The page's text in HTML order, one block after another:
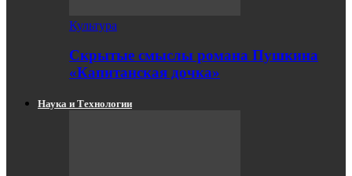
Культура
Скрытые смыслы романа Пушкина
«Капитанская дочка»
Наука и Технологии